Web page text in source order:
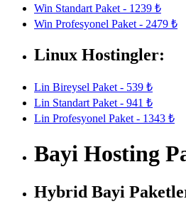
Win Standart Paket - 1239 ₺
Win Profesyonel Paket - 2479 ₺
Linux Hostingler:
Lin Bireysel Paket - 539 ₺
Lin Standart Paket - 941 ₺
Lin Profesyonel Paket - 1343 ₺
Bayi Hosting
Hybrid Bayi